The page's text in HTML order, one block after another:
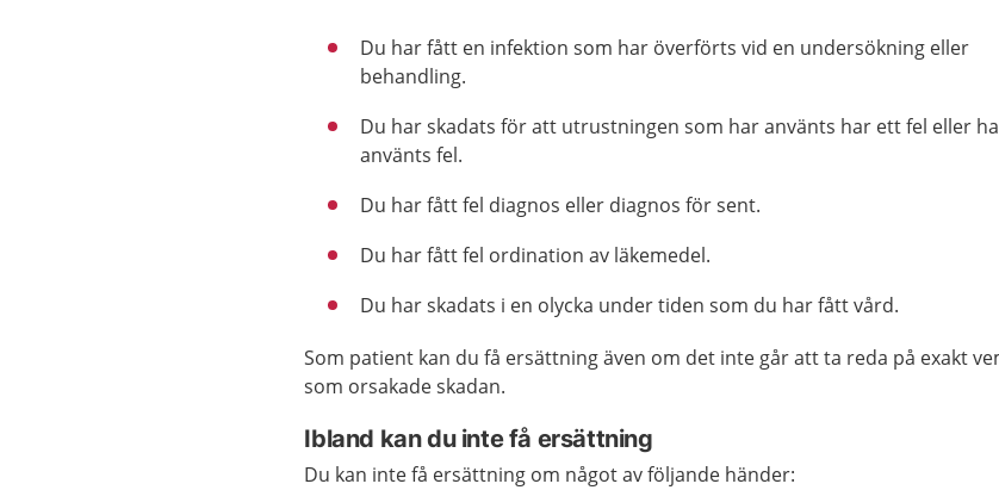
Du har fått en infektion som har överförts vid en undersökning eller
behandling.
Du har skadats för att utrustningen som har använts har ett fel eller
använts fel.
Du har fått fel diagnos eller diagnos för sent.
Du har fått fel ordination av läkemedel.
Du har skadats i en olycka under tiden som du har fått vård.
Som patient kan du få ersättning även om det inte går att ta reda på exakt
som orsakade skadan.
Ibland kan du inte få ersättning
Du kan inte få ersättning om något av följande händer: